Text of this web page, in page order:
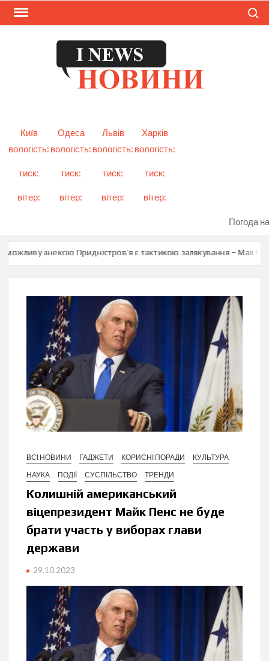
Skip
Київ
Одеса Львів
Харків
вологість:
тиск:
вітер:
вологість:
тиск:
вітер:
вологість:
тиск:
вітер:
вологість:
тиск:
вітер:
Погода
анексію Придністров’я є тактикою залякування – Мая
ВСІ НОВИНИ ГАДЖЕТИ КОРИСНІ ПОРАДИ
КУЛЬТУРА
НАУКА
ПОДІЇ СУСПІЛЬСТВО ТРЕНДИ
Колишній американський
віцепрезидент Майк Пенс не буде
брати участь у виборах глави
держави
29.10.2023